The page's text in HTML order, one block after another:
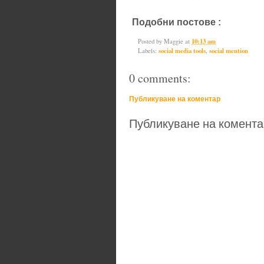
Подобни постове :
Posted by Maggie at 10:13 am
Labels: social media tools, social mention
0 comments:
Публикуване на коментар
Публикуване на